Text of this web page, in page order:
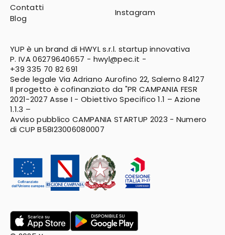
Contatti
Blog
Instagram
YUP è un brand di HWYL s.r.l. startup innovativa
P. IVA 06279640657 - hwyl@pec.it -
+39 335 70 82 691
Sede legale Via Adriano Aurofino 22, Salerno 84127
Il progetto è cofinanziato da "PR CAMPANIA FESR
2021-2027 Asse I - Obiettivo Specifico 1.1 – Azione
1.1.3 –
Avviso pubblico CAMPANIA STARTUP 2023 - Numero
di CUP B58I23006080007